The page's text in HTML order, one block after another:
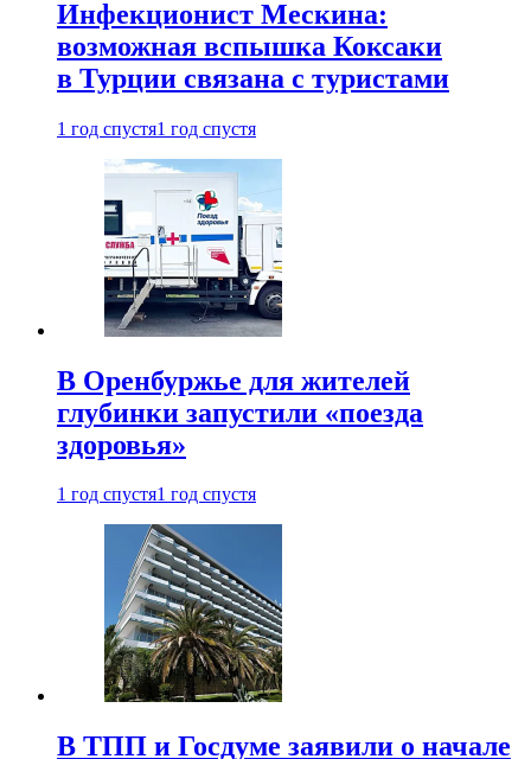
Инфекционист Мескина:
возможная вспышка Коксаки
в Турции связана с туристами
1 год спустя1 год спустя
В Оренбуржье для жителей
глубинки запустили «поезда
здоровья»
1 год спустя1 год спустя
В ТПП и Госдуме заявили о начале